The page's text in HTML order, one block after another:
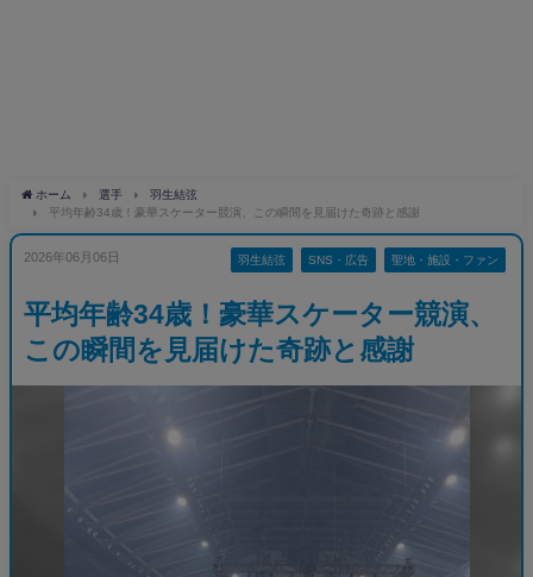
ホーム 選手
羽生結弦
平均年齢34歳！豪華スケーター競演、この瞬間を見届けた奇跡と感謝
2026年06月06日 羽生結弦 SNS・広告 聖地・施設・ファン
平均年齢34歳！豪華スケーター競演、
この瞬間を見届けた奇跡と感謝